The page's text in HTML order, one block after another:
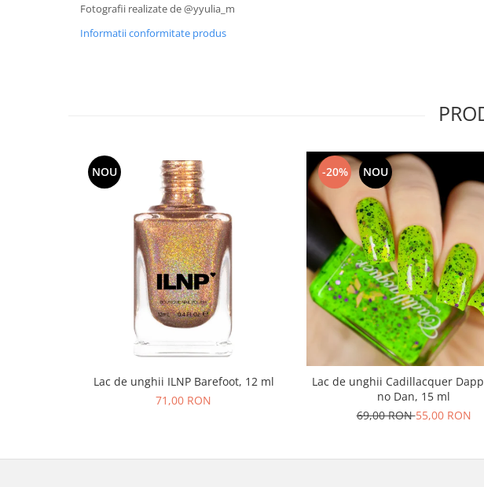
Fotografii realizate de @yyulia_m
Informatii conformitate produs
NOU
Lac de unghii ILNP Barefoot, 12 ml
71,00 RON
-20% NOU
Lac de unghii Cadillacquer
no Dan, 15 ml
69,00 RON55,00 RON